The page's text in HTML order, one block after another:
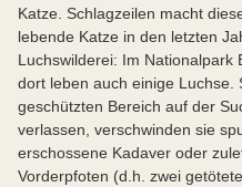
Katze. Schlagzeilen macht
lebende Katze in den letzten
Luchswilderei: Im Nationalpark
dort leben auch einige Luchse.
geschützten Bereich auf der
verlassen, verschwinden sie
erschossene Kadaver oder
Vorderpfoten (d.h. zwei